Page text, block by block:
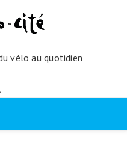
vélo au quotidien